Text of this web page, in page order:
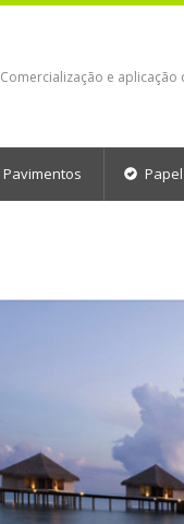
Comercialização e aplicação
Pavimentos